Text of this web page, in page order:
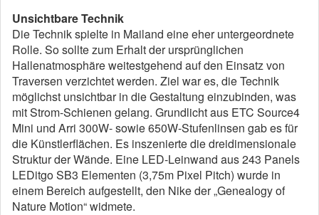
Unsichtbare Technik
Die Technik spielte in Mailand eine eher untergeordnete
Rolle. So sollte zum Erhalt der ursprünglichen
Hallenatmosphäre weitestgehend auf den Einsatz von
Traversen verzichtet werden. Ziel war es, die Technik
möglichst unsichtbar in die Gestaltung einzubinden, was
mit Strom-Schienen gelang. Grundlicht aus ETC Source4
Mini und Arri 300W- sowie 650W-Stufenlinsen gab es für
die Künstlerflächen. Es inszenierte die dreidimensionale
Struktur der Wände. Eine LED-Leinwand aus 243 Panels
LEDitgo SB3 Elementen (3,75m Pixel Pitch) wurde in
einem Bereich aufgestellt, den Nike der „Genealogy of
Nature Motion“ widmete.